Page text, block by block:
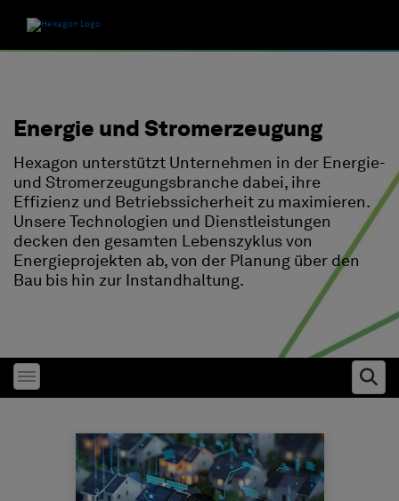
Energie und Stromerzeugung
Hexagon unterstützt Unternehmen in der Energie-
und Stromerzeugungsbranche dabei, ihre
Effizienz und Betriebssicherheit zu maximieren.
Unsere Technologien und Dienstleistungen
decken den gesamten Lebenszyklus von
Energieprojekten ab, von der Planung über den
Bau bis hin zur Instandhaltung.
Toggle menubar